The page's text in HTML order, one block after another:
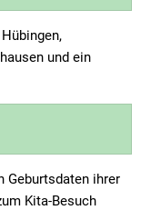
und ein
Geburtsdaten ihrer
Kita-Besuch